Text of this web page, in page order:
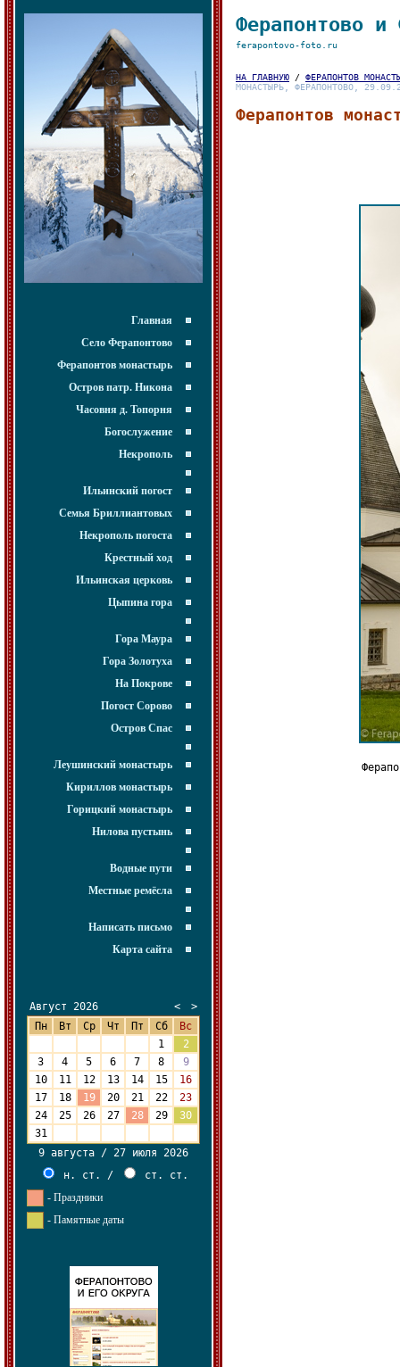
Главная
Село Ферапонтово
Ферапонтов монастырь
Остров патр. Никона
Часовня д. Топорня
Богослужение
Некрополь
Ильинский погост
Семья Бриллиантовых
Некрополь погоста
Крестный ход
Ильинская церковь
Цыпина гора
Гора Маура
Гора Золотуха
На Покрове
Погост Сорово
Остров Спас
Леушинский монастырь
Кириллов монастырь
Горицкий монастырь
Нилова пустынь
Водные пути
Местные ремёсла
Написать письмо
Карта сайта
Август 2026 <
>
Пн
Вт Ср Чт Пт Сб
Вс
1
2
3
4 5 6 7 8
9
10
11 12 13 14 15
16
17
18 19 20 21 22
23
24
25 26 27 28 29
30
31
9 августа / 27 июля 2026
н. ст.
/
ст. ст.
- Праздники
- Памятные даты
Ферапонтово и
ferapontovo-foto.ru
НА ГЛАВНУЮ / ФЕРАПОНТОВ
МОНАСТЫРЬ, ФЕРАПОНТОВО,
Ферапонтов